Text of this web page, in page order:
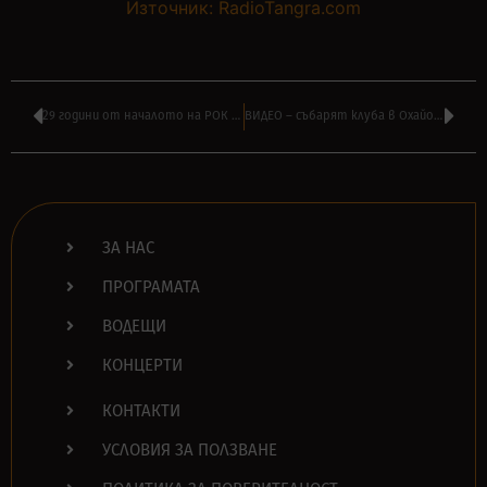
Източник: RadioTangra.com
29 години от началото на РОК РАДИО ТАНГРА – слушайте СПЕЦИАЛНА ПРОГРАМА ВИДЕО – събарят клуба в Охайо – място на убийството на ДАЙМБЕГ през 2004
ЗА НАС
ПРОГРАМАТА
ВОДЕЩИ
КОНЦЕРТИ
КОНТАКТИ
УСЛОВИЯ ЗА ПОЛЗВАНЕ